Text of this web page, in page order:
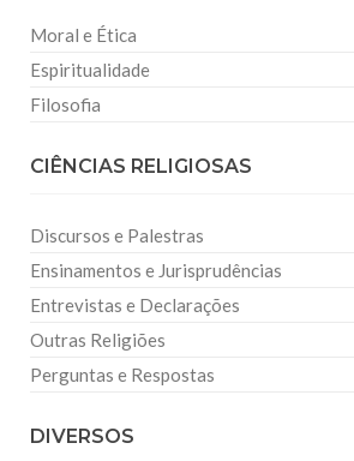
Moral e Ética
Espiritualidade
Filosofia
CIÊNCIAS RELIGIOSAS
Discursos e Palestras
Ensinamentos e Jurisprudências
Entrevistas e Declarações
Outras Religiões
Perguntas e Respostas
DIVERSOS